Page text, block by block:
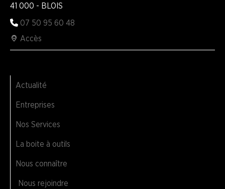
41 000 - BLOIS
07 50 95 60 48
Accès
Actualité
Entreprises
Nos Services
La boite à outils
Nous connaître
Nous rejoindre